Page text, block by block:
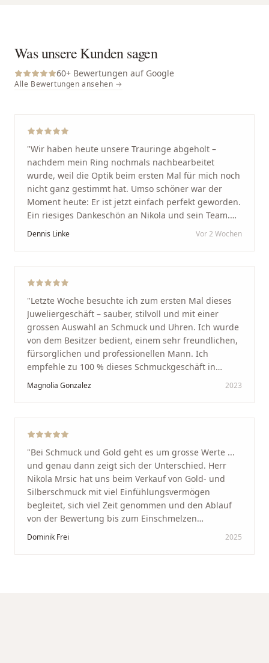
Was unsere Kunden sagen
60+ Bewertungen auf Google
Alle Bewertungen ansehen →
"Wir haben heute unsere Trauringe abgeholt –
nachdem mein Ring nochmals nachbearbeitet
wurde, weil die Optik beim ersten Mal für mich noch
nicht ganz gestimmt hat. Umso schöner war der
Moment heute: Er ist jetzt einfach perfekt geworden.
Ein riesiges Dankeschön an Nikola und sein Team.
Vom ersten Termin an wurden wir jedes Mal
Arbeit und seine Kunden wirklich am Herzen liegen.
Service und echte Herzlichkeit schätzt, ist hier genau
richtig."
Dennis Linke Vor 2 Wochen
"Letzte Woche besuchte ich zum ersten Mal dieses
Juweliergeschäft – sauber, stilvoll und mit einer
grossen Auswahl an Schmuck und Uhren. Ich wurde
von dem Besitzer bedient, einem sehr freundlichen,
fürsorglichen und professionellen Mann. Ich
empfehle zu 100 % dieses Schmuckgeschäft in
Schaffhausen. Ich selbst war sehr zufrieden und
glücklich mit der Behandlung. Ich danke Ihnen – ich
Magnolia Gonzalez 2023
"Bei Schmuck und Gold geht es um grosse Werte ...
und genau dann zeigt sich der Unterschied. Herr
Nikola Mrsic hat uns beim Verkauf von Gold- und
Silberschmuck mit viel Einfühlungsvermögen
begleitet, sich viel Zeit genommen und den Ablauf
von der Bewertung bis zum Einschmelzen
transparent und angenehm gestaltet. Diskreter,
Dominik Frei 2025